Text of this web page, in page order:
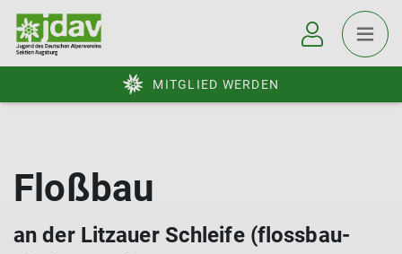
MITGLIED WERDEN
Floßbau
an der Litzauer Schleife (flossbau-